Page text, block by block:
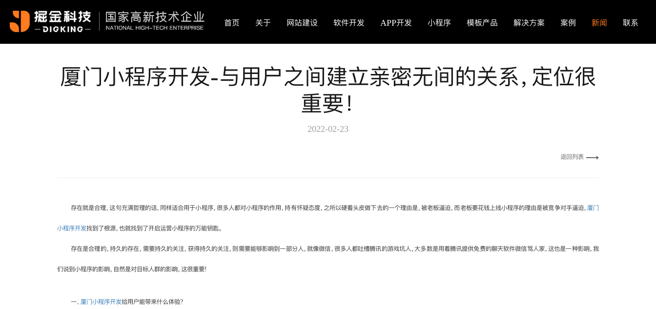
首页 关于 网站建设 软件开发 APP开发 小程序 模板产品 解决方案 案例 新闻 联系
厦门小程序开发-与用户之间建立亲密无间的关系，定位很
重要！
2022-02-23
返回列表
存在就是合理，这句充满哲理的话，同样适合用于小程序，很多人都对小程序的作用，持有怀疑态度，之所以硬着头皮做下去的一个理由是，被老板逼迫，而老板要花钱上线小程序的理由是被竞争对手逼迫， 厦门
小程序开发找到了根源，也就找到了开启运营小程序的万能钥匙。
存在是合理的，持久的存在，需要持久的关注，获得持久的关注，则需要能够影响到一部分人，就像微信，很多人都吐槽腾讯的游戏坑人，大多数是用着腾讯提供免费的聊天软件微信骂人家，这也是一种影响，我
们说到小程序的影响，自然是对目标人群的影响，这很重要!
一、 厦门小程序开发给用户能带来什么体验?